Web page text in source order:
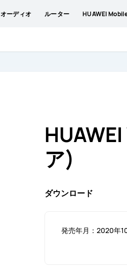
オーディオ ルーター HUAWEI
ア)
ダウンロード
発売年月：2020年